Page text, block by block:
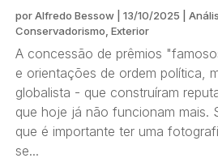
porAlfredo Bessow 13/10/2025
Conservadorismo Exterior
A concessão de prêmios
e orientações de ordem política,
globalista - que construíram
que hoje já não funcionam mais.
que é importante ter uma
se...